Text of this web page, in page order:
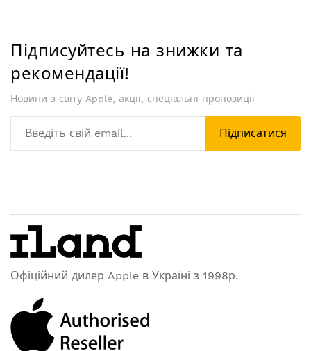
Підписуйтесь на знижки та
рекомендації!
Новини з світу Apple, акції, спеціальні пропозиції
Підписатися
Офіційний дилер Apple в Україні з 1998р.